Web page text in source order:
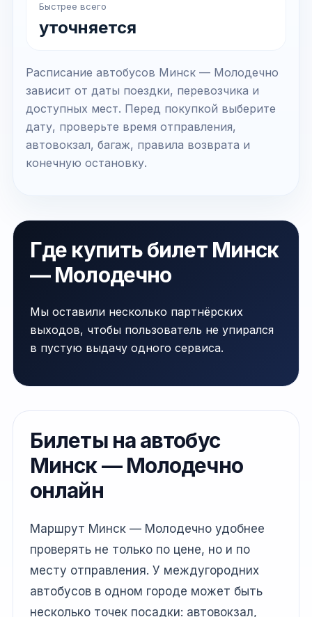
Быстрее всего
уточняется
Расписание автобусов Минск — Молодечно
зависит от даты поездки, перевозчика и
доступных мест. Перед покупкой выберите
дату, проверьте время отправления,
автовокзал, багаж, правила возврата и
конечную остановку.
Где купить билет Минск
— Молодечно
Мы оставили несколько партнёрских
выходов, чтобы пользователь не упирался
в пустую выдачу одного сервиса.
Билеты на автобус
Минск — Молодечно
онлайн
Маршрут Минск — Молодечно удобнее
проверять не только по цене, но и по
месту отправления. У междугородних
автобусов в одном городе может быть
несколько точек посадки: автовокзал,